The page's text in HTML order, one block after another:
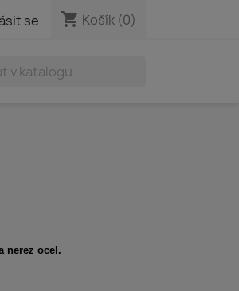
se shopping_cart Košík (0)
nerez ocel.